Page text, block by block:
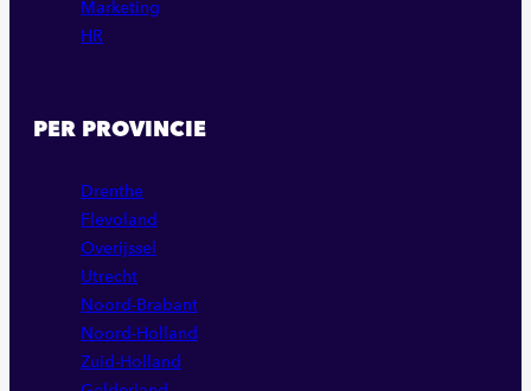
Marketing
HR
PER PROVINCIE
Drenthe
Flevoland
Overijssel
Utrecht
Noord-Brabant
Noord-Holland
Zuid-Holland